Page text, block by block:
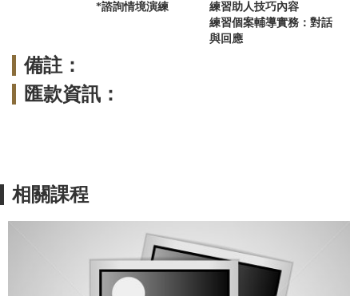
*諮詢情境演練
練習助人技巧內容
練習個案輔導實務：對話
與回應
備註：
匯款資訊：
相關課程